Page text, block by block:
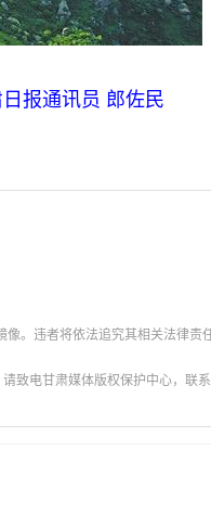
报通讯员 郎佐民
。违者将依法追究其相关法律责任
致电甘肃媒体版权保护中心，联